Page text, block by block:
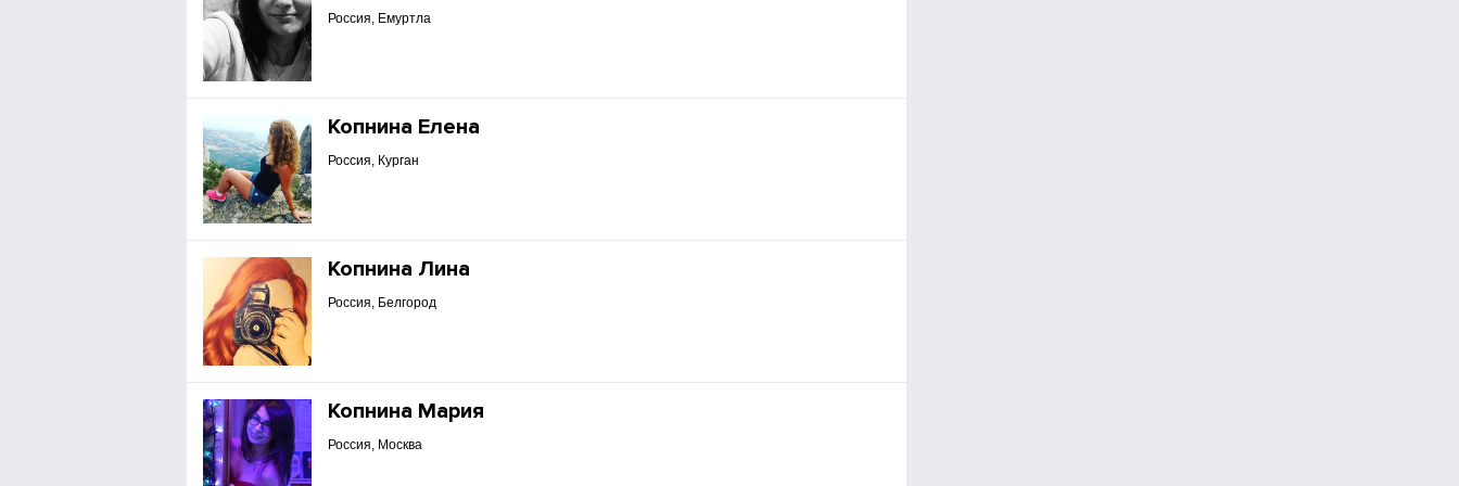
Россия, Емуртла
Копнина Елена
Россия, Курган
Копнина Лина
Россия, Белгород
Копнина Мария
Россия, Москва